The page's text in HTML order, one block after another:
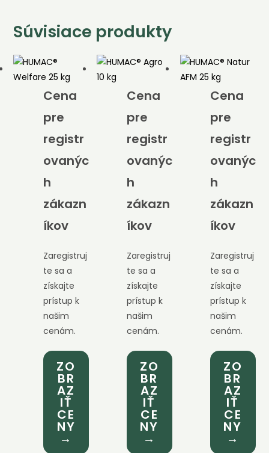
Súvisiace produkty
Cena
pre
registr
ovanýc
h
zákazn
íkov
Zaregistruj
te sa a
získajte
prístup k
našim
cenám.
ZO
BR
AZ
IŤ
CE
NY
→
Cena
pre
registr
ovanýc
h
zákazn
íkov
Zaregistruj
te sa a
získajte
prístup k
našim
cenám.
ZO
BR
AZ
IŤ
CE
NY
→
Cena
pre
registr
ovanýc
h
zákazn
íkov
Zaregistruj
te sa a
získajte
prístup k
našim
cenám.
ZO
BR
AZ
IŤ
CE
NY
→